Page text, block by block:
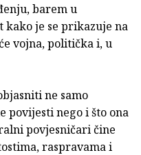
barem u
kako je se prikazuje na
vojna, politička i, u
ne samo
nego i što ona
povjesničari čine
raspravama i